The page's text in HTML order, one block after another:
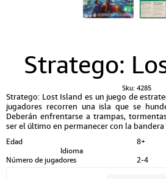
Stratego:
Sku: 4285
Stratego: Lost Island es un juego de
jugadores recorren una isla que se
Deberán enfrentarse a trampas,
ser el último en permanecer con la bandera
Edad
8+
Idioma
Número de jugadores
2-4